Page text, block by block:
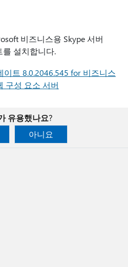
비즈니스용 Skype 서버
설치합니다.
트 8.0.2046.545 for 비즈니스
구성 요소 서버
유용했나요?
아니요